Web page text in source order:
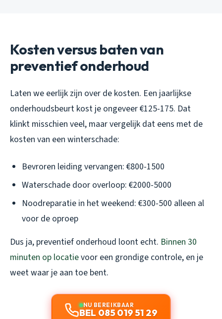
Kosten versus baten van
preventief onderhoud
Laten we eerlijk zijn over de kosten. Een jaarlijkse
onderhoudsbeurt kost je ongeveer €125-175. Dat
klinkt misschien veel, maar vergelijk dat eens met de
kosten van een winterschade:
Bevroren leiding vervangen: €800-1500
Waterschade door overloop: €2000-5000
Noodreparatie in het weekend: €300-500 alleen al
voor de oproep
Dus ja, preventief onderhoud loont echt. Binnen 30
minuten op locatievoor een grondige controle, en je
weet waar je aan toe bent.
NU BEREIKBAAR
BEL 085 019 51 29